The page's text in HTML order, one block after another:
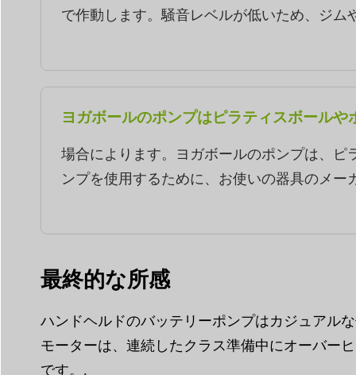
で作動します。騒音レベルが低いため、ジ
ヨガボールのポンプはピラティスボール
場合によります。ヨガボールのポンプは、ピ
ンプを使用するために、お使いの器具のメ
最終的な所感
ハンドヘルドのバッテリーポンプはカジュアル
モーターは、連続したクラス準備中にオーバー
です。.